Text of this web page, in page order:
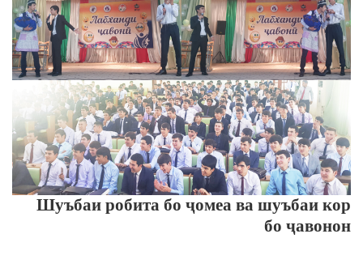
Шуъбаи робита бо ҷомеа ва шуъбаи кор
бо ҷавонон